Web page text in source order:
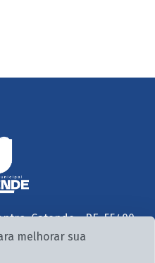
Catende - PE, 55400-
às 13:00
melhorar sua